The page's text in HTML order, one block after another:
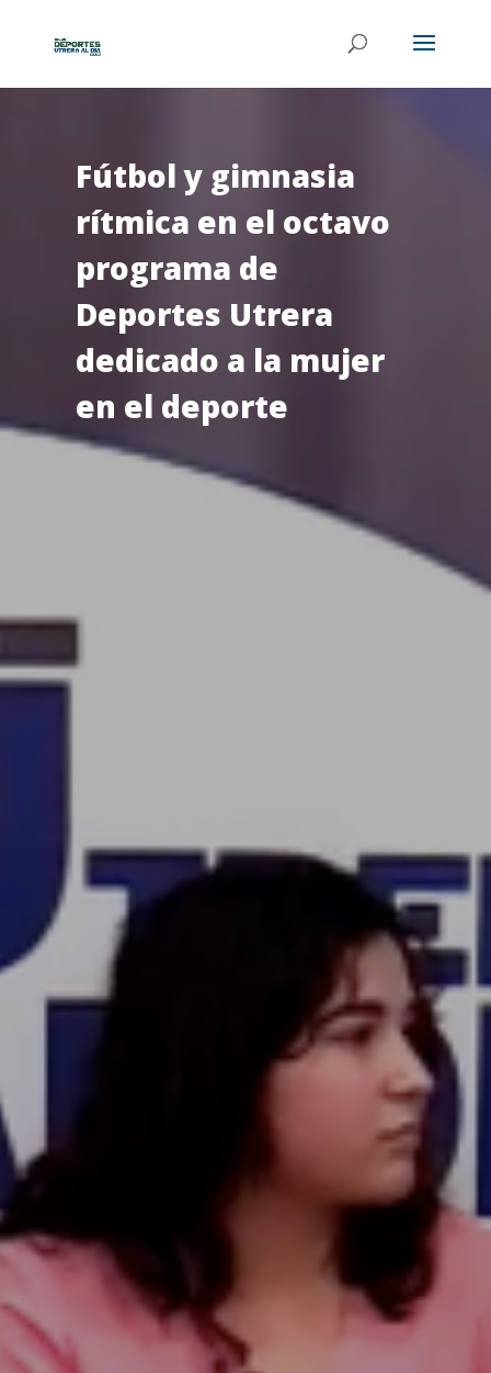
Fútbol y gimnasia
rítmica en el octavo
programa de
Deportes Utrera
dedicado a la mujer
en el deporte